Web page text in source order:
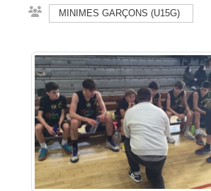
MINIMES GARÇONS (U15G)